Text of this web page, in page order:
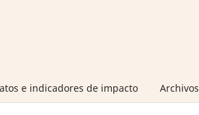
e indicadores de impacto Archivos